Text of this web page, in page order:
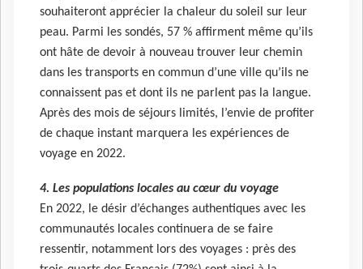
souhaiteront apprécier la chaleur du soleil sur leur
peau. Parmi les sondés, 57 % affirment même qu’ils
ont hâte de devoir à nouveau trouver leur chemin
dans les transports en commun d’une ville qu’ils ne
connaissent pas et dont ils ne parlent pas la langue.
Après des mois de séjours limités, l’envie de profiter
de chaque instant marquera les expériences de
voyage en 2022.
4. Les populations locales au cœur du voyage
En 2022, le désir d’échanges authentiques avec les
communautés locales continuera de se faire
ressentir, notamment lors des voyages : près des